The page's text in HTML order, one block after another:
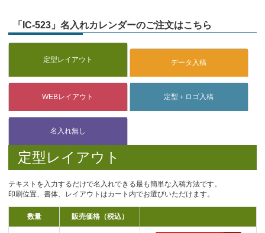
「IC-523」名入れカレンダーのご注文はこちら
定型レイアウト
テキストを入力するだけで名入れできる最も簡単な入稿方法です。
印刷位置、書体、レイアウトはカート内でお選びいただけます。
数量 販売価格（税込）